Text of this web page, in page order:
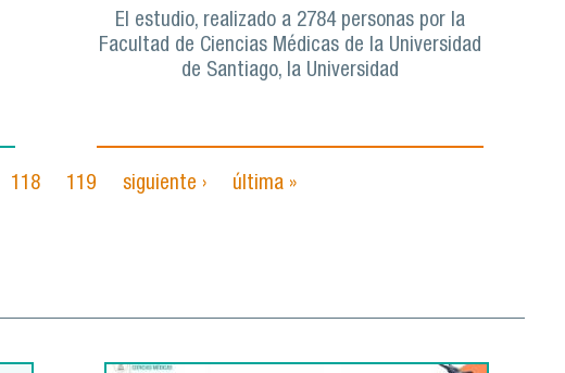
El estudio, realizado a 2784 personas por la
Facultad de Ciencias Médicas de la Universidad
de Santiago, la Universidad
118 119 siguiente › última »